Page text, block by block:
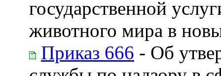
государственной
животного мира в
Приказ 666 - Об